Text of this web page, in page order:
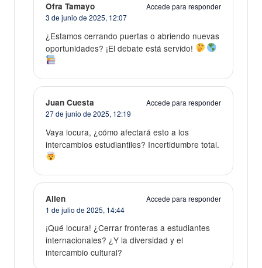
Ofra Tamayo
Accede para responder
3 de junio de 2025, 12:07
¿Estamos cerrando puertas o abriendo nuevas
oportunidades? ¡El debate está servido!
Juan Cuesta
Accede para responder
27 de junio de 2025, 12:19
Vaya locura, ¿cómo afectará esto a los
intercambios estudiantiles? Incertidumbre total.
Allen
Accede para responder
1 de julio de 2025, 14:44
¡Qué locura! ¿Cerrar fronteras a estudiantes
internacionales? ¿Y la diversidad y el
intercambio cultural?